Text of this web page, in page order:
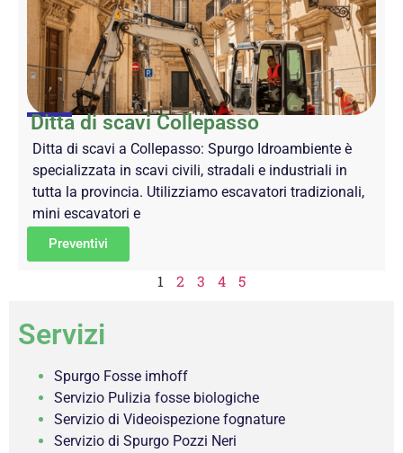
Ditta di scavi Collepasso
Ditta di scavi a Collepasso: Spurgo Idroambiente è
specializzata in scavi civili, stradali e industriali in
tutta la provincia. Utilizziamo escavatori tradizionali,
mini escavatori e
Preventivi
1 2 3 4 5
Servizi
Spurgo Fosse imhoff
Servizio Pulizia fosse biologiche
Servizio di Videoispezione fognature
Servizio di Spurgo Pozzi Neri